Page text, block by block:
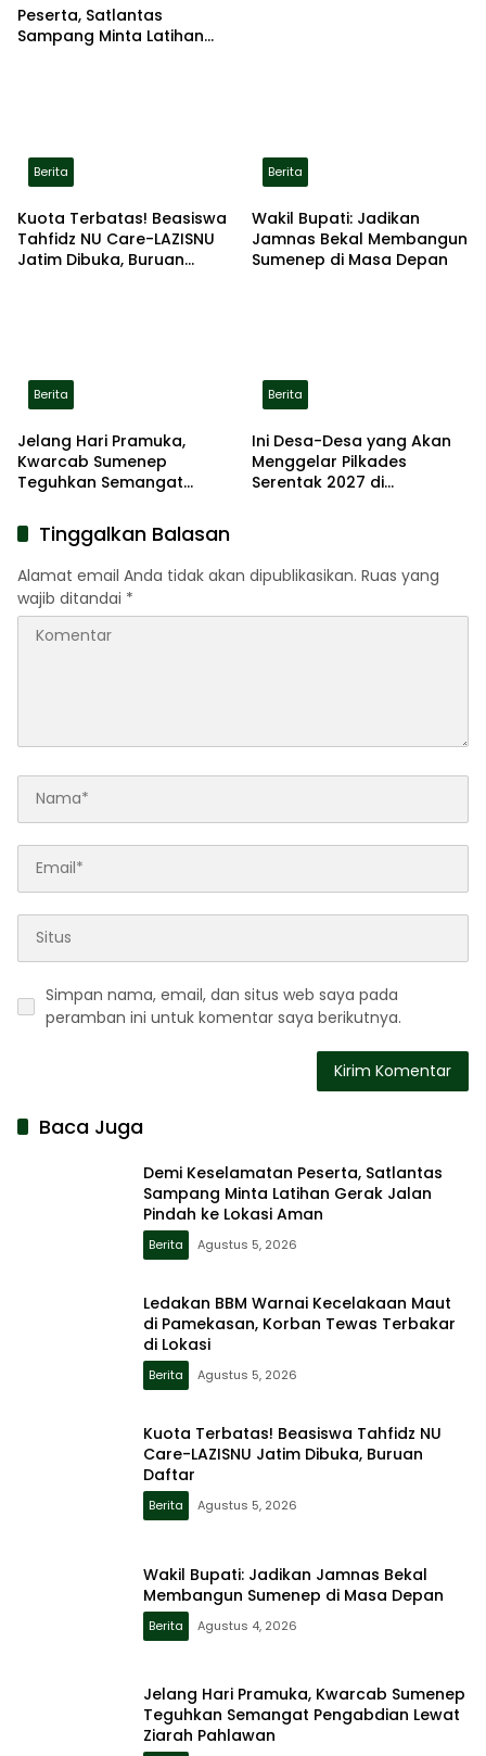
Peserta, Satlantas
Sampang Minta Latihan
Berita
Kuota Terbatas! Beasiswa
Tahfidz NU Care-LAZISNU
Jatim Dibuka, Buruan
Berita
Wakil Bupati: Jadikan
Jamnas Bekal Membangun
Sumenep di Masa Depan
Berita
Jelang Hari Pramuka,
Kwarcab Sumenep
Teguhkan Semangat
Pahlawan
Berita
Ini Desa-Desa yang Akan
Menggelar Pilkades
Serentak 2027 di
Tinggalkan Balasan
Alamat email Anda tidak akan dipublikasikan. Ruas yang
wajib ditandai *
Simpan nama, email, dan situs web saya pada
peramban ini untuk komentar saya berikutnya.
Baca Juga
Demi Keselamatan Peserta, Satlantas
Sampang Minta Latihan Gerak Jalan
Pindah ke Lokasi Aman
Berita Agustus 5, 2026
Ledakan BBM Warnai Kecelakaan Maut
di Pamekasan, Korban Tewas Terbakar
di Lokasi
Berita Agustus 5, 2026
Kuota Terbatas! Beasiswa Tahfidz NU
Care-LAZISNU Jatim Dibuka, Buruan
Daftar
Berita Agustus 5, 2026
Wakil Bupati: Jadikan Jamnas Bekal
Membangun Sumenep di Masa Depan
Berita Agustus 4, 2026
Jelang Hari Pramuka, Kwarcab Sumenep
Teguhkan Semangat Pengabdian Lewat
Ziarah Pahlawan